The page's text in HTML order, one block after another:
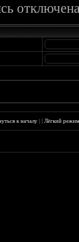
к началу ||Лёгкий